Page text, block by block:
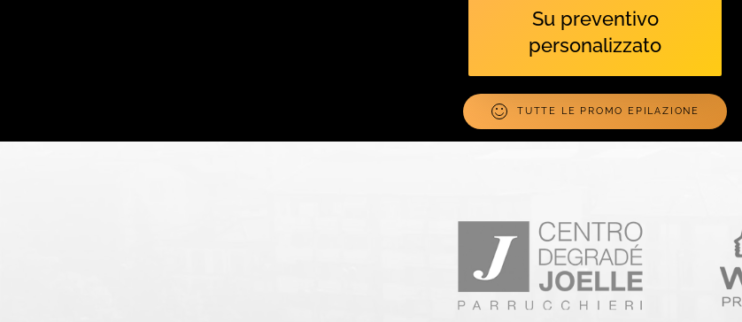
Su preventivo
personalizzato
TUTTE LE PROMO EPILAZIONE